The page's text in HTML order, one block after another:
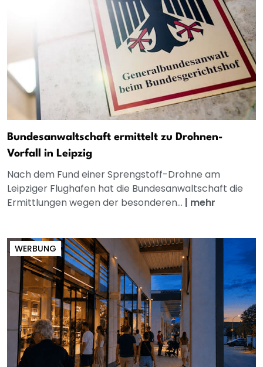
Bundesanwaltschaft ermittelt zu Drohnen-
Vorfall in Leipzig
Nach dem Fund einer Sprengstoff-Drohne am
Leipziger Flughafen hat die Bundesanwaltschaft die
Ermittlungen wegen der besonderen... | mehr
WERBUNG